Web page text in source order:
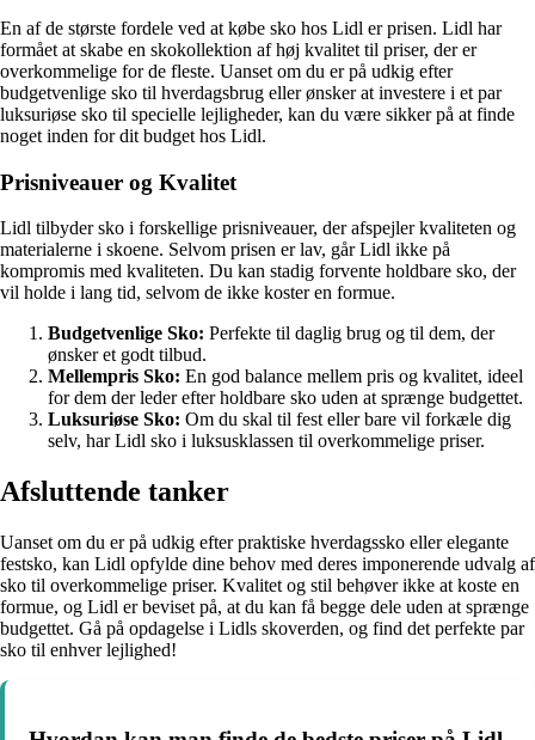
En af de største fordele ved at købe sko hos Lidl er prisen. Lidl har
formået at skabe en skokollektion af høj kvalitet til priser, der er
overkommelige for de fleste. Uanset om du er på udkig efter
budgetvenlige sko til hverdagsbrug eller ønsker at investere i et par
luksuriøse sko til specielle lejligheder, kan du være sikker på at finde
noget inden for dit budget hos Lidl.
Prisniveauer og Kvalitet
Lidl tilbyder sko i forskellige prisniveauer, der afspejler kvaliteten og
materialerne i skoene. Selvom prisen er lav, går Lidl ikke på
kompromis med kvaliteten. Du kan stadig forvente holdbare sko, der
vil holde i lang tid, selvom de ikke koster en formue.
Budgetvenlige Sko: Perfekte til daglig brug og til dem, der
ønsker et godt tilbud.
Mellempris Sko: En god balance mellem pris og kvalitet, ideel
for dem der leder efter holdbare sko uden at sprænge budgettet.
Luksuriøse Sko: Om du skal til fest eller bare vil forkæle dig
selv, har Lidl sko i luksusklassen til overkommelige priser.
Afsluttende tanker
Uanset om du er på udkig efter praktiske hverdagssko eller elegante
festsko, kan Lidl opfylde dine behov med deres imponerende udvalg af
sko til overkommelige priser. Kvalitet og stil behøver ikke at koste en
formue, og Lidl er beviset på, at du kan få begge dele uden at sprænge
budgettet. Gå på opdagelse i Lidls skoverden, og find det perfekte par
sko til enhver lejlighed!